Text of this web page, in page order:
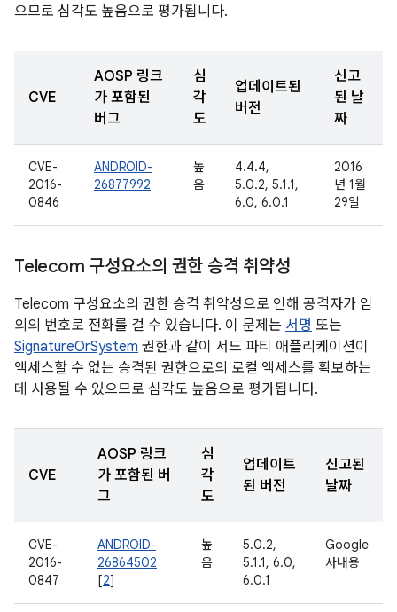
으므로 심각도 높음으로 평가됩니다.
CVE
AOSP 링크
가 포함된
버그
심
각
도
업데이트된
버전
신고
된 날
짜
CVE-
2016-
0846
ANDROID-
26877992
높
음
4.4.4,
5.0.2, 5.1.1,
6.0, 6.0.1
2016
년 1월
29일
Telecom 구성요소의 권한 승격 취약성
Telecom 구성요소의 권한 승격 취약성으로 인해 공격자가 임
의의 번호로 전화를 걸 수 있습니다. 이 문제는 서명 또는
SignatureOrSystem 권한과 같이 서드 파티 애플리케이션이
액세스할 수 없는 승격된 권한으로의 로컬 액세스를 확보하는
데 사용될 수 있으므로 심각도 높음으로 평가됩니다.
CVE
AOSP 링크
가 포함된 버
그
심
각
도
업데이트
된 버전
신고된
날짜
CVE-
2016-
0847
ANDROID-
26864502
[2]
높
음
5.0.2,
5.1.1, 6.0,
6.0.1
Google
사내용